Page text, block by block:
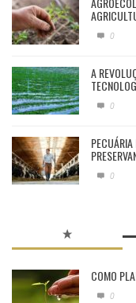
0
A
0
0
COMO
0